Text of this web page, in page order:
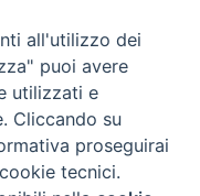
all'utilizzo dei
puoi avere
utilizzati e
Cliccando su
proseguirai
tecnici.